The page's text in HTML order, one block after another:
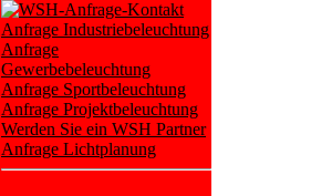
Anfrage Industriebeleuchtung
Anfrage
Gewerbebeleuchtung
Anfrage Sportbeleuchtung
Anfrage Projektbeleuchtung
Werden Sie ein WSH Partner
Anfrage Lichtplanung